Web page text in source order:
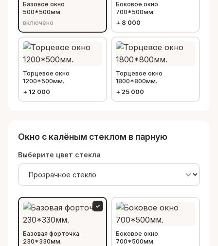
Базовое окно
500*500мм.
включено
Боковое окно
700*500мм.
+ 8 000
Торцевое окно
1200*500мм.
+ 12 000
Торцевое окно
1800*800мм.
+ 25 000
Окно с калёным стеклом в парную
Выберите цвет стекла
Базовая форточка
230*330мм.
✓
Боковое окно
700*500мм.